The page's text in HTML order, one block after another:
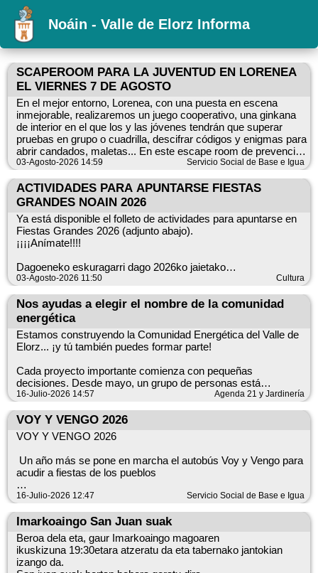
Noáin - Valle de Elorz Informa
SCAPEROOM PARA LA JUVENTUD EN LORENEA
EL VIERNES 7 DE AGOSTO
En el mejor entorno, Lorenea, con una puesta en escena
inmejorable, realizaremos un juego cooperativo, una ginkana
de interior en el que los y las jóvenes tendrán que superar
pruebas en grupo o cuadrilla, descifrar códigos y enigmas para
abrir candados, maletas... En este escape room de prevención
de consumos se propone un viaje a un mundo en el que un
la libertad de consumir drogas o no consumirlas. Es una
prueba de máxima cooperación y comunicación de grupo. Una
puede ser una alternativa saludable en el tiempo libre.
JUVENTUD Calificación por edades: +15 AÑOS/URTE
Puedes venir, solo, con tu pareja, con tu cuadrilla: pero ven!!
Para inscribirse
: https://es.patronbase.com/_Noain/Productions
https://es.patronbase.com/_Noain/Productions
03-Agosto-2026 14:59 Servicio Social de Base e Igua
ACTIVIDADES PARA APUNTARSE FIESTAS
GRANDES NOAIN 2026
Ya está disponible el folleto de actividades para apuntarse en
Fiestas Grandes 2026 (adjunto abajo).
¡¡¡¡Anímate!!!!
Dagoeneko eskuragarri dago 2026ko jaietako
jardueretan izena emateko eskuorria (behean erantsia).
03-Agosto-2026 11:50 Cultura
Nos ayudas a elegir el nombre de la comunidad
energética
Estamos construyendo la Comunidad Energética del Valle de
Elorz... ¡y tú también puedes formar parte!
Cada proyecto importante comienza con pequeñas
decisiones. Desde mayo, un grupo de personas está
dedicando su tiempo y esfuerzo para hacer realidad la futura
presentará el resultado de este trabajo y la comunidad abrirá
sus puertas a toda la ciudadanía.
Hoy te invitamos a participar de una forma muy sencilla:
ayúdanos a elegir su nombre.
Tica en el enlace: https://forms.gle/aQ5vDay2HNjs1WHWA
16-Julio-2026 14:57 Agenda 21 y Jardinería
VOY Y VENGO 2026
VOY Y VENGO 2026
Un año más se pone en marcha el autobús Voy y Vengo para
acudir a fiestas de los pueblos
Voy y Vengo es un servicio para disfrutar las fiestas de forma
junto con tu Ayuntamiento
Voy y Vengo jaietaz modu seguruan gozatzeko zerbitzua da.
Oinarrizko Gizarte Zerbitzuen Mankomunitateak antolatzen du
16-Julio-2026 12:47 Servicio Social de Base e Igua
Imarkoaingo San Juan suak
Beroa dela eta, gaur Imarkoaingo magoaren
ikuskizuna 19:30etara atzeratu da eta tabernako jantokian
izango da.